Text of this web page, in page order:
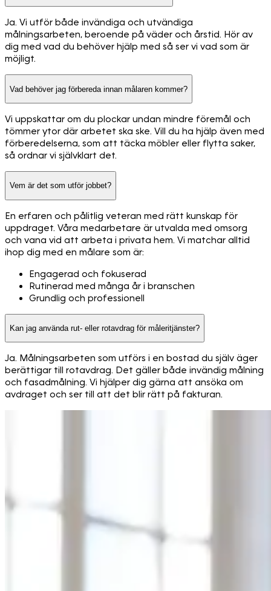
Ja. Vi utför både invändiga och utvändiga
målningsarbeten, beroende på väder och årstid. Hör av
dig med vad du behöver hjälp med så ser vi vad som är
möjligt.
Vad behöver jag förbereda innan målaren kommer?
Vi uppskattar om du plockar undan mindre föremål och
tömmer ytor där arbetet ska ske. Vill du ha hjälp även med
förberedelserna, som att täcka möbler eller flytta saker,
så ordnar vi självklart det.
Vem är det som utför jobbet?
En erfaren och pålitlig veteran med rätt kunskap för
uppdraget. Våra medarbetare är utvalda med omsorg
och vana vid att arbeta i privata hem. Vi matchar alltid
ihop dig med en målare som är:
Engagerad och fokuserad
Rutinerad med många år i branschen
Grundlig och professionell
Kan jag använda rut- eller rotavdrag för måleritjänster?
Ja. Målningsarbeten som utförs i en bostad du själv äger
berättigar till rotavdrag. Det gäller både invändig målning
och fasadmålning. Vi hjälper dig gärna att ansöka om
avdraget och ser till att det blir rätt på fakturan.